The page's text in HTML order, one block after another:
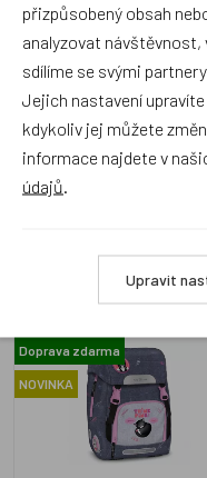
AU53565228
Skladem 1 ks
159 Kč
Ars Una Školní
Anatomic Think Pink
Doprava zdarma
NOVINKA
přizpůsobený obsah
analyzovat
sdílíme se svými
Jejich nastavení
kdykoliv jej můžete
informace najdete v
údajů
Upravit